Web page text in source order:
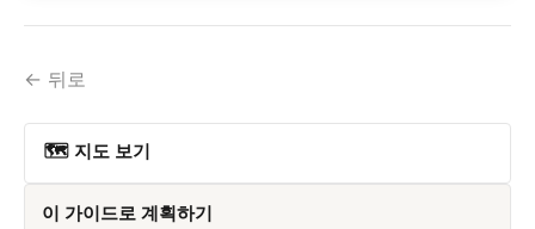
← 뒤로
🗺 지도 보기
이 가이드로 계획하기